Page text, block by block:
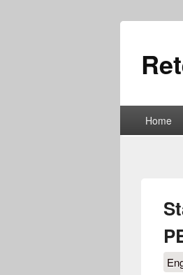
Home